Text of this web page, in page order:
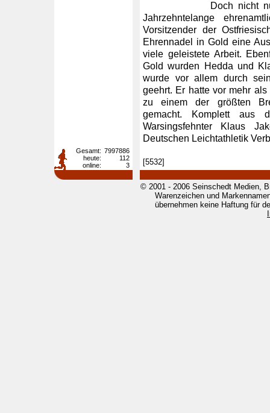
Doch nicht nur bei
Jahrzehntelange
Vorsitzender der
Ehrennadel in Gold eine
viele geleistete Arbeit.
Gold wurden Hedda und
wurde vor allem durch
geehrt. Er hatte vor mehr
zu einem der größten
gemacht. Komplett aus
Warsingsfehnter Klaus
Deutschen Leichtathletik
[5532]
Gesamt: 7997886
heute:
112
online:
3
© 2001 - 2006 Seinschedt Medien,
Warenzeichen und
übernehmen keine Haftung für